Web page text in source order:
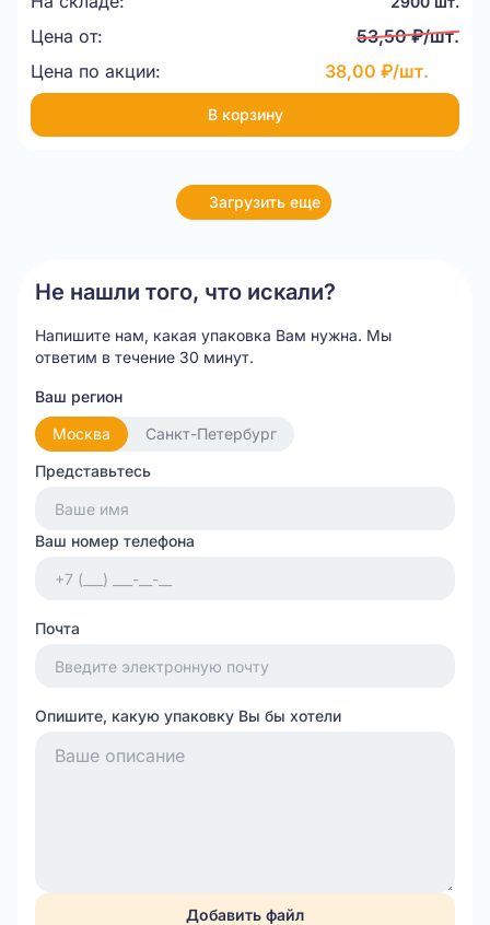
Цена от:
53,50 ₽/шт.
Цена по акции:
38,00 ₽/шт.
В корзину
Загрузить еще
Не нашли того, что искали?
Напишите нам, какая упаковка Вам нужна. Мы
ответим в течение 30 минут.
Ваш регион
Москва
Санкт-Петербург
Представьтесь
Ваш номер телефона
Почта
Опишите, какую упаковку Вы бы хотели
Добавить файл